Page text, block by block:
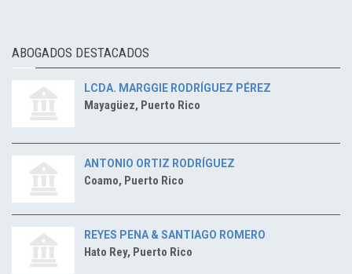
ABOGADOS DESTACADOS
LCDA. MARGGIE RODRÍGUEZ PÉREZ
Mayagüez, Puerto Rico
ANTONIO ORTIZ RODRÍGUEZ
Coamo, Puerto Rico
REYES PENA & SANTIAGO ROMERO
Hato Rey, Puerto Rico